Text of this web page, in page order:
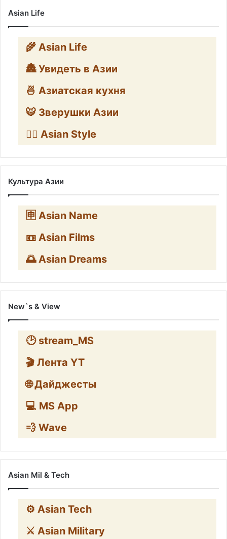
Asian Life
🌾 Asian Life
🏯 Увидеть в Азии
🍜 Азиатская кухня
🐯 Зверушки Азии
🧛‍♂️ Asian Style
Культура Азии
🈸 Asian Name
📼 Asian Films
🌅 Asian Dreams
New`s & View
🕑 stream_MS
🎬 Лента YT
🌐 Дайджесты
💻 MS App
💨 Wave
Asian Mil & Tech
⚙️ Asian Tech
⚔️ Asian Military